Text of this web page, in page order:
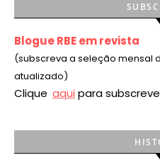
Blogue RBE em revista
(subscreva a seleção mensal
atualizado)
Clique aqui para